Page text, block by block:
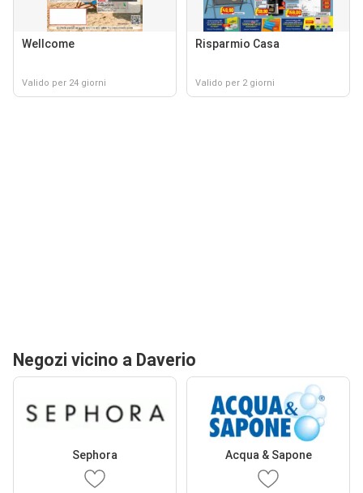
Wellcome
Valido per 24 giorni
Risparmio Casa
Valido per 2 giorni
Negozi vicino a Daverio
Sephora Acqua & Sapone